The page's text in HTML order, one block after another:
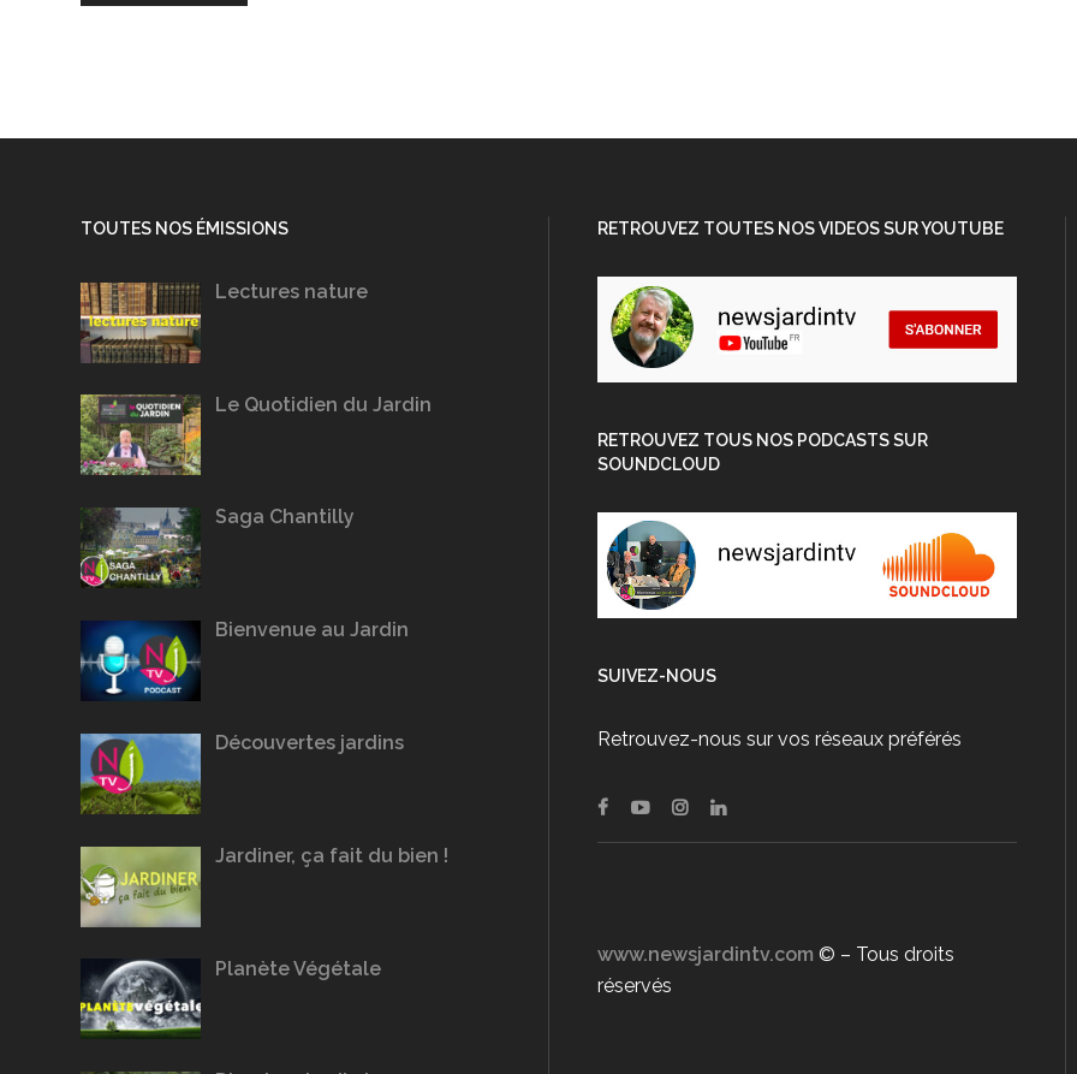
TOUTES NOS ÉMISSIONS
Lectures nature
Le Quotidien du Jardin
Saga Chantilly
Bienvenue au Jardin
Découvertes jardins
Jardiner, ça fait du bien !
Planète Végétale
RETROUVEZ TOUTES NOS VIDEOS SUR YOUTUBE
RETROUVEZ TOUS NOS PODCASTS SUR
SOUNDCLOUD
SUIVEZ-NOUS
Retrouvez-nous sur vos réseaux préférés
www.newsjardintv.com © – Tous droits
réservés